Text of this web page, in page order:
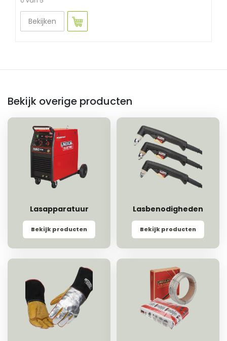
Bekijken
Bekijk overige producten
Lasapparatuur
Bekijk producten
Lasbenodigheden
Bekijk producten